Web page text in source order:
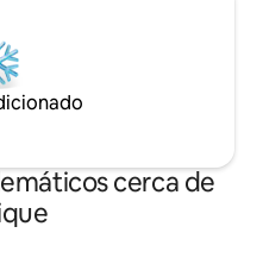
cerca de